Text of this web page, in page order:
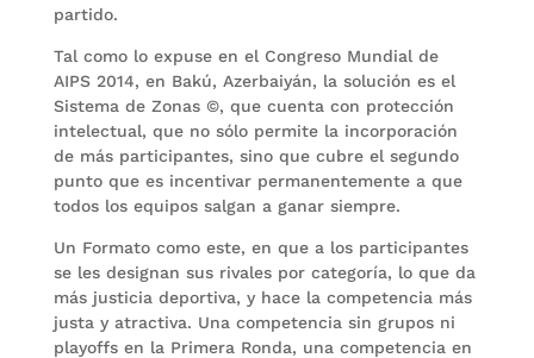
partido.
Tal como lo expuse en el Congreso Mundial de
AIPS 2014, en Bakú, Azerbaiyán, la solución es el
Sistema de Zonas ©, que cuenta con protección
intelectual, que no sólo permite la incorporación
de más participantes, sino que cubre el segundo
punto que es incentivar permanentemente a que
todos los equipos salgan a ganar siempre.
Un Formato como este, en que a los participantes
se les designan sus rivales por categoría, lo que da
más justicia deportiva, y hace la competencia más
justa y atractiva. Una competencia sin grupos ni
playoffs en la Primera Ronda, una competencia en